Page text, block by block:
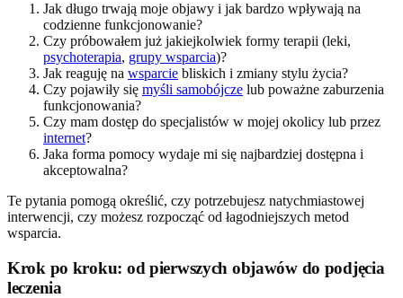
Jak długo trwają moje objawy i jak bardzo wpływają na
codzienne funkcjonowanie?
Czy próbowałem już jakiejkolwiek formy terapii (leki,
psychoterapia, grupy wsparcia)?
Jak reaguję na wsparcie bliskich i zmiany stylu życia?
Czy pojawiły się myśli samobójcze lub poważne zaburzenia
funkcjonowania?
Czy mam dostęp do specjalistów w mojej okolicy lub przez
internet?
Jaka forma pomocy wydaje mi się najbardziej dostępna i
akceptowalna?
Te pytania pomogą określić, czy potrzebujesz natychmiastowej
interwencji, czy możesz rozpocząć od łagodniejszych metod
wsparcia.
Krok po kroku: od pierwszych objawów do podjęcia
leczenia